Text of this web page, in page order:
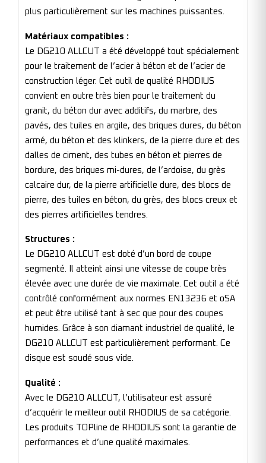
plus particulièrement sur les machines puissantes.
Matériaux compatibles :
Le DG210 ALLCUT a été développé tout spécialement
pour le traitement de l’acier à béton et de l’acier de
construction léger. Cet outil de qualité RHODIUS
convient en outre très bien pour le traitement du
granit, du béton dur avec additifs, du marbre, des
pavés, des tuiles en argile, des briques dures, du béton
armé, du béton et des klinkers, de la pierre dure et des
dalles de ciment, des tubes en béton et pierres de
bordure, des briques mi-dures, de l’ardoise, du grès
calcaire dur, de la pierre artificielle dure, des blocs de
pierre, des tuiles en béton, du grès, des blocs creux et
des pierres artificielles tendres.
Structures :
Le DG210 ALLCUT est doté d’un bord de coupe
segmenté. Il atteint ainsi une vitesse de coupe très
élevée avec une durée de vie maximale. Cet outil a été
contrôlé conformément aux normes EN13236 et oSA
et peut être utilisé tant à sec que pour des coupes
humides. Grâce à son diamant industriel de qualité, le
DG210 ALLCUT est particulièrement performant. Ce
disque est soudé sous vide.
Qualité :
Avec le DG210 ALLCUT, l’utilisateur est assuré
d’acquérir le meilleur outil RHODIUS de sa catégorie.
Les produits TOPline de RHODIUS sont la garantie de
performances et d’une qualité maximales.